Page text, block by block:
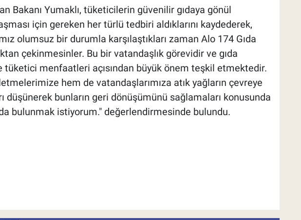
Bakanı Yumaklı, tüketicilerin güvenilir gıdaya gönül
için gereken her türlü tedbiri aldıklarını kaydederek,
olumsuz bir durumla karşılaştıkları zaman Alo 174 Gıda
çekinmesinler. Bu bir vatandaşlık görevidir ve gıda
tüketici menfaatleri açısından büyük önem teşkil etmektedir.
hem de vatandaşlarımıza atık yağların çevreye
düşünerek bunların geri dönüşümünü sağlamaları konusunda
bulunmak istiyorum." değerlendirmesinde bulundu.